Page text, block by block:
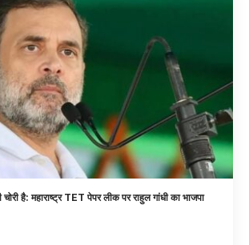
है: महाराष्ट्र TET पेपर लीक पर राहुल गांधी का भाजपा